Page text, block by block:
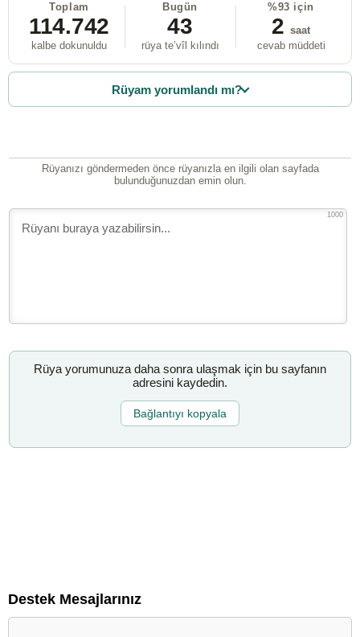
Toplam
114.742
kalbe dokunuldu
Bugün
43
rüya te’vîl kılındı
%93 için
2 saat
cevab müddeti
Rüyam yorumlandı mı?
Rüyanızı göndermeden önce rüyanızla en ilgili olan sayfada
bulunduğunuzdan emin olun.
1000
Rüya yorumunuza daha sonra ulaşmak için bu sayfanın
adresini kaydedin.
Bağlantıyı kopyala
Destek Mesajlarınız